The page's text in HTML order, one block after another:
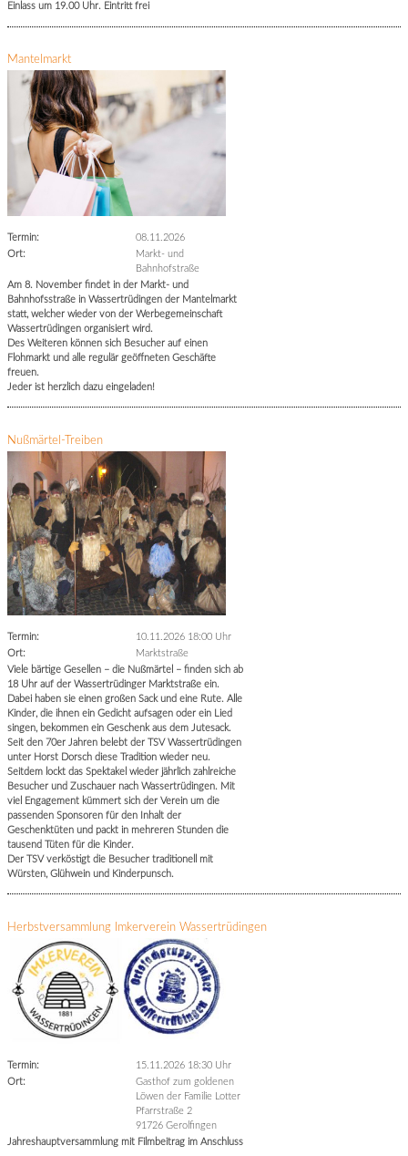
Einlass um 19.00 Uhr. Eintritt frei
Mantelmarkt
Termin:
08.11.2026
Ort:
Markt- und
Bahnhofstraße
Am 8. November findet in der Markt- und
Bahnhofsstraße in Wassertrüdingen der Mantelmarkt
statt, welcher wieder von der Werbegemeinschaft
Wassertrüdingen organisiert wird.
Des Weiteren können sich Besucher auf einen
Flohmarkt und alle regulär geöffneten Geschäfte
freuen.
Jeder ist herzlich dazu eingeladen!
Nußmärtel-Treiben
Termin:
10.11.2026 18:00 Uhr
Ort:
Marktstraße
Viele bärtige Gesellen – die Nußmärtel – finden sich ab
18 Uhr auf der Wassertrüdinger Marktstraße ein.
Dabei haben sie einen großen Sack und eine Rute. Alle
Kinder, die ihnen ein Gedicht aufsagen oder ein Lied
singen, bekommen ein Geschenk aus dem Jutesack.
Seit den 70er Jahren belebt der TSV Wassertrüdingen
unter Horst Dorsch diese Tradition wieder neu.
Seitdem lockt das Spektakel wieder jährlich zahlreiche
Besucher und Zuschauer nach Wassertrüdingen. Mit
viel Engagement kümmert sich der Verein um die
passenden Sponsoren für den Inhalt der
Geschenktüten und packt in mehreren Stunden die
tausend Tüten für die Kinder.
Der TSV verköstigt die Besucher traditionell mit
Würsten, Glühwein und Kinderpunsch.
Herbstversammlung Imkerverein Wassertrüdingen
Termin:
15.11.2026 18:30 Uhr
Ort:
Gasthof zum goldenen
Löwen der Familie Lotter
Pfarrstraße 2
91726 Gerolfingen
Jahreshauptversammlung mit Filmbeitrag im Anschluss